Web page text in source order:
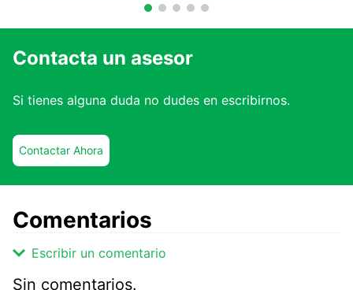
Contacta un asesor
Si tienes alguna duda no dudes en escribirnos.
Contactar Ahora
Comentarios
Escribir un comentario
Sin comentarios.